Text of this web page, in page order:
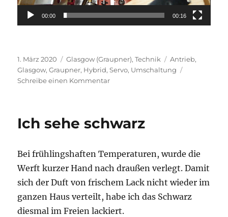
00:00 00:16
Veröffentlicht
am
1. März 2020 Kategorien
Glasgow (Graupner),Technik Schlagwörter
Antrieb,
Glasgow,Graupner, Hybrid,Servo, Umschaltung
Schreibe einen Kommentarzu
Ich sehe schwarz
Bei frühlingshaften Temperaturen, wurde die
Werft kurzer Hand nach draußen verlegt. Damit
sich der Duft von frischem Lack nicht wieder im
ganzen Haus verteilt, habe ich das Schwarz
diesmal im Freien lackiert.